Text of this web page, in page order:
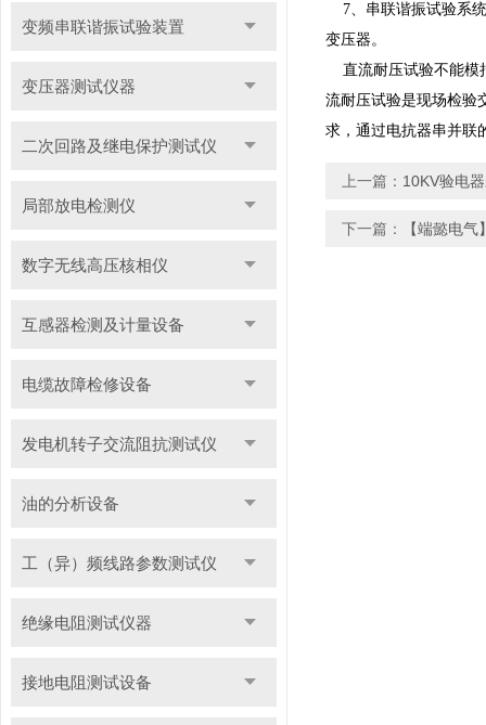
变频串联谐振试验装置
变压器测试仪器
二次回路及继电保护测试仪
局部放电检测仪
数字无线高压核相仪
互感器检测及计量设备
电缆故障检修设备
发电机转子交流阻抗测试仪
油的分析设备
工（异）频线路参数测试仪
绝缘电阻测试仪器
接地电阻测试设备
7、串联谐振试验系统
变压器。
直流耐压试验不能模
流耐压试验是现场检验
求，通过电抗器串并联
上一篇： 10KV验电
下一篇： 【端懿电